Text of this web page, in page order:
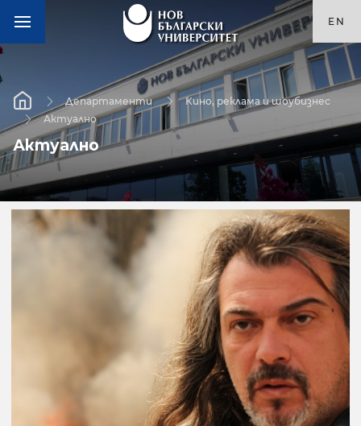
EN
Департаменти
Кино, реклама и шоубизнес
Актуално
Актуално